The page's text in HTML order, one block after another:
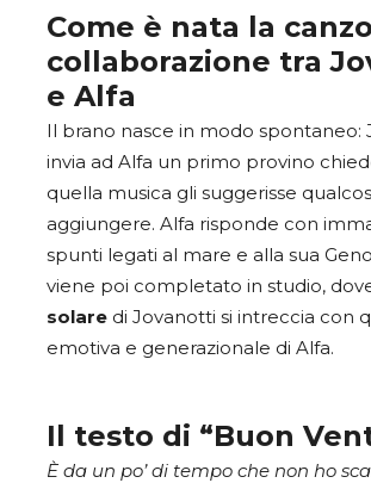
Come è nata la
collaborazione tra
e Alfa
Il brano nasce in modo spontaneo:
invia ad Alfa un primo provino
quella musica gli suggerisse
aggiungere. Alfa risponde con
spunti legati al mare e alla sua
viene poi completato in studio,
solare di Jovanotti si intreccia con
emotiva e generazionale di Alfa.
Il testo di “Buon
È da un po’ di tempo che non ho